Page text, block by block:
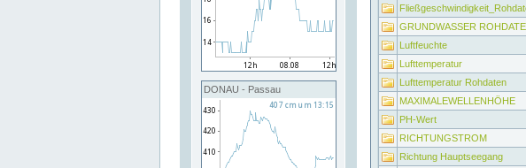
DONAU - Passau
GRUNDWASSER
Luftfeuchte
Lufttemperatur
Lufttemperatur Rohdaten
MAXIMALEWELLENHÖHE
PH-Wert
RICHTUNGSTROM
Richtung Hauptseegang